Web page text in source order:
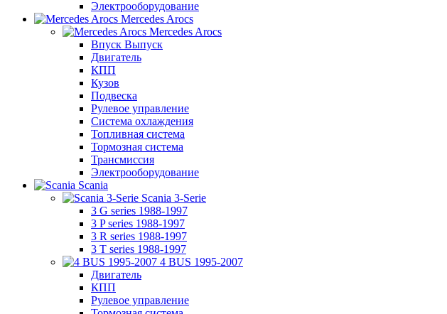
Электрооборудование
Mercedes Arocs
Mercedes Arocs
Впуск Выпуск
Двигатель
КПП
Кузов
Подвеска
Рулевое управление
Система охлаждения
Топливная система
Тормозная система
Трансмиссия
Электрооборудование
Scania
Scania 3-Serie
3 G series 1988-1997
3 P series 1988-1997
3 R series 1988-1997
3 T series 1988-1997
4 BUS 1995-2007
Двигатель
КПП
Рулевое управление